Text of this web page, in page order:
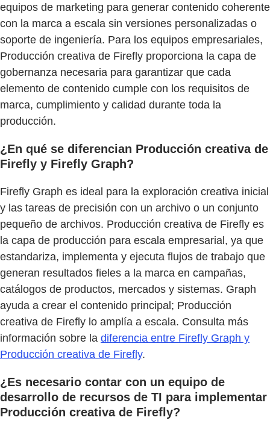
equipos de marketing para generar contenido coherente
con la marca a escala sin versiones personalizadas o
soporte de ingeniería. Para los equipos empresariales,
Producción creativa de Firefly proporciona la capa de
gobernanza necesaria para garantizar que cada
elemento de contenido cumple con los requisitos de
marca, cumplimiento y calidad durante toda la
producción.
¿En qué se diferencian Producción creativa de
Firefly y Firefly Graph?
Firefly Graph es ideal para la exploración creativa inicial
y las tareas de precisión con un archivo o un conjunto
pequeño de archivos. Producción creativa de Firefly es
la capa de producción para escala empresarial, ya que
estandariza, implementa y ejecuta flujos de trabajo que
generan resultados fieles a la marca en campañas,
catálogos de productos, mercados y sistemas. Graph
ayuda a crear el contenido principal; Producción
creativa de Firefly lo amplía a escala. Consulta más
información sobre la diferencia entre Firefly Graph y
Producción creativa de Firefly.
¿Es necesario contar con un equipo de
desarrollo de recursos de TI para implementar
Producción creativa de Firefly?